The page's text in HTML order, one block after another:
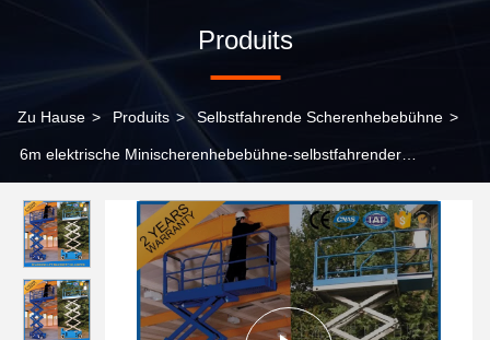
Produits
Zu Hause > Produits > Selbstfahrende Scherenhebebühne >
6m elektrische Minischerenhebebühne-selbstfahrender